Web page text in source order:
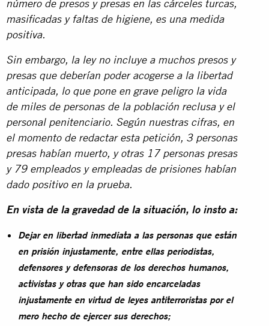
número de presos y presas en las cárceles turcas,
masificadas y faltas de higiene, es una medida
positiva.
Sin embargo, la ley no incluye a muchos presos y
presas que deberían poder acogerse a la libertad
anticipada, lo que pone en grave peligro la vida
de miles de personas de la población reclusa y el
personal penitenciario. Según nuestras cifras, en
el momento de redactar esta petición, 3 personas
presas habían muerto, y otras 17 personas presas
y 79 empleados y empleadas de prisiones habían
dado positivo en la prueba.
En vista de la gravedad de la situación, lo insto a:
Dejar en libertad inmediata a las personas que están
en prisión injustamente, entre ellas periodistas,
defensores y defensoras de los derechos humanos,
activistas y otras que han sido encarceladas
injustamente en virtud de leyes antiterroristas por el
mero hecho de ejercer sus derechos;